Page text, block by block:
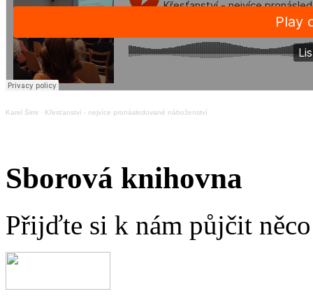
Karel Šimr · Křesťanství - nejvíce pronásledované náboženství
Sborová knihovna
Přijďte si k nám půjčit